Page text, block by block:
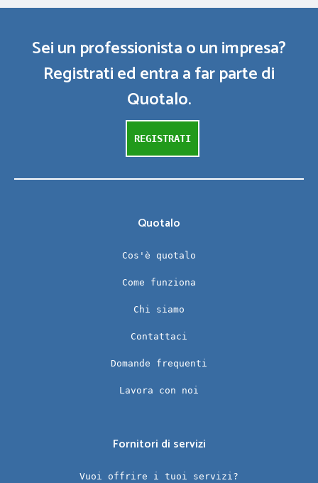
Sei un professionista o un impresa?
Registrati ed entra a far parte di
Quotalo.
REGISTRATI
Quotalo
Cos'è quotalo
Come funziona
Chi siamo
Contattaci
Domande frequenti
Lavora con noi
Fornitori di servizi
Vuoi offrire i tuoi servizi?